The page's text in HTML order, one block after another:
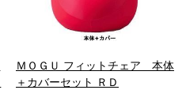
ＭＯＧＵ フィットチェア 本体
＋カバーセット ＲＤ